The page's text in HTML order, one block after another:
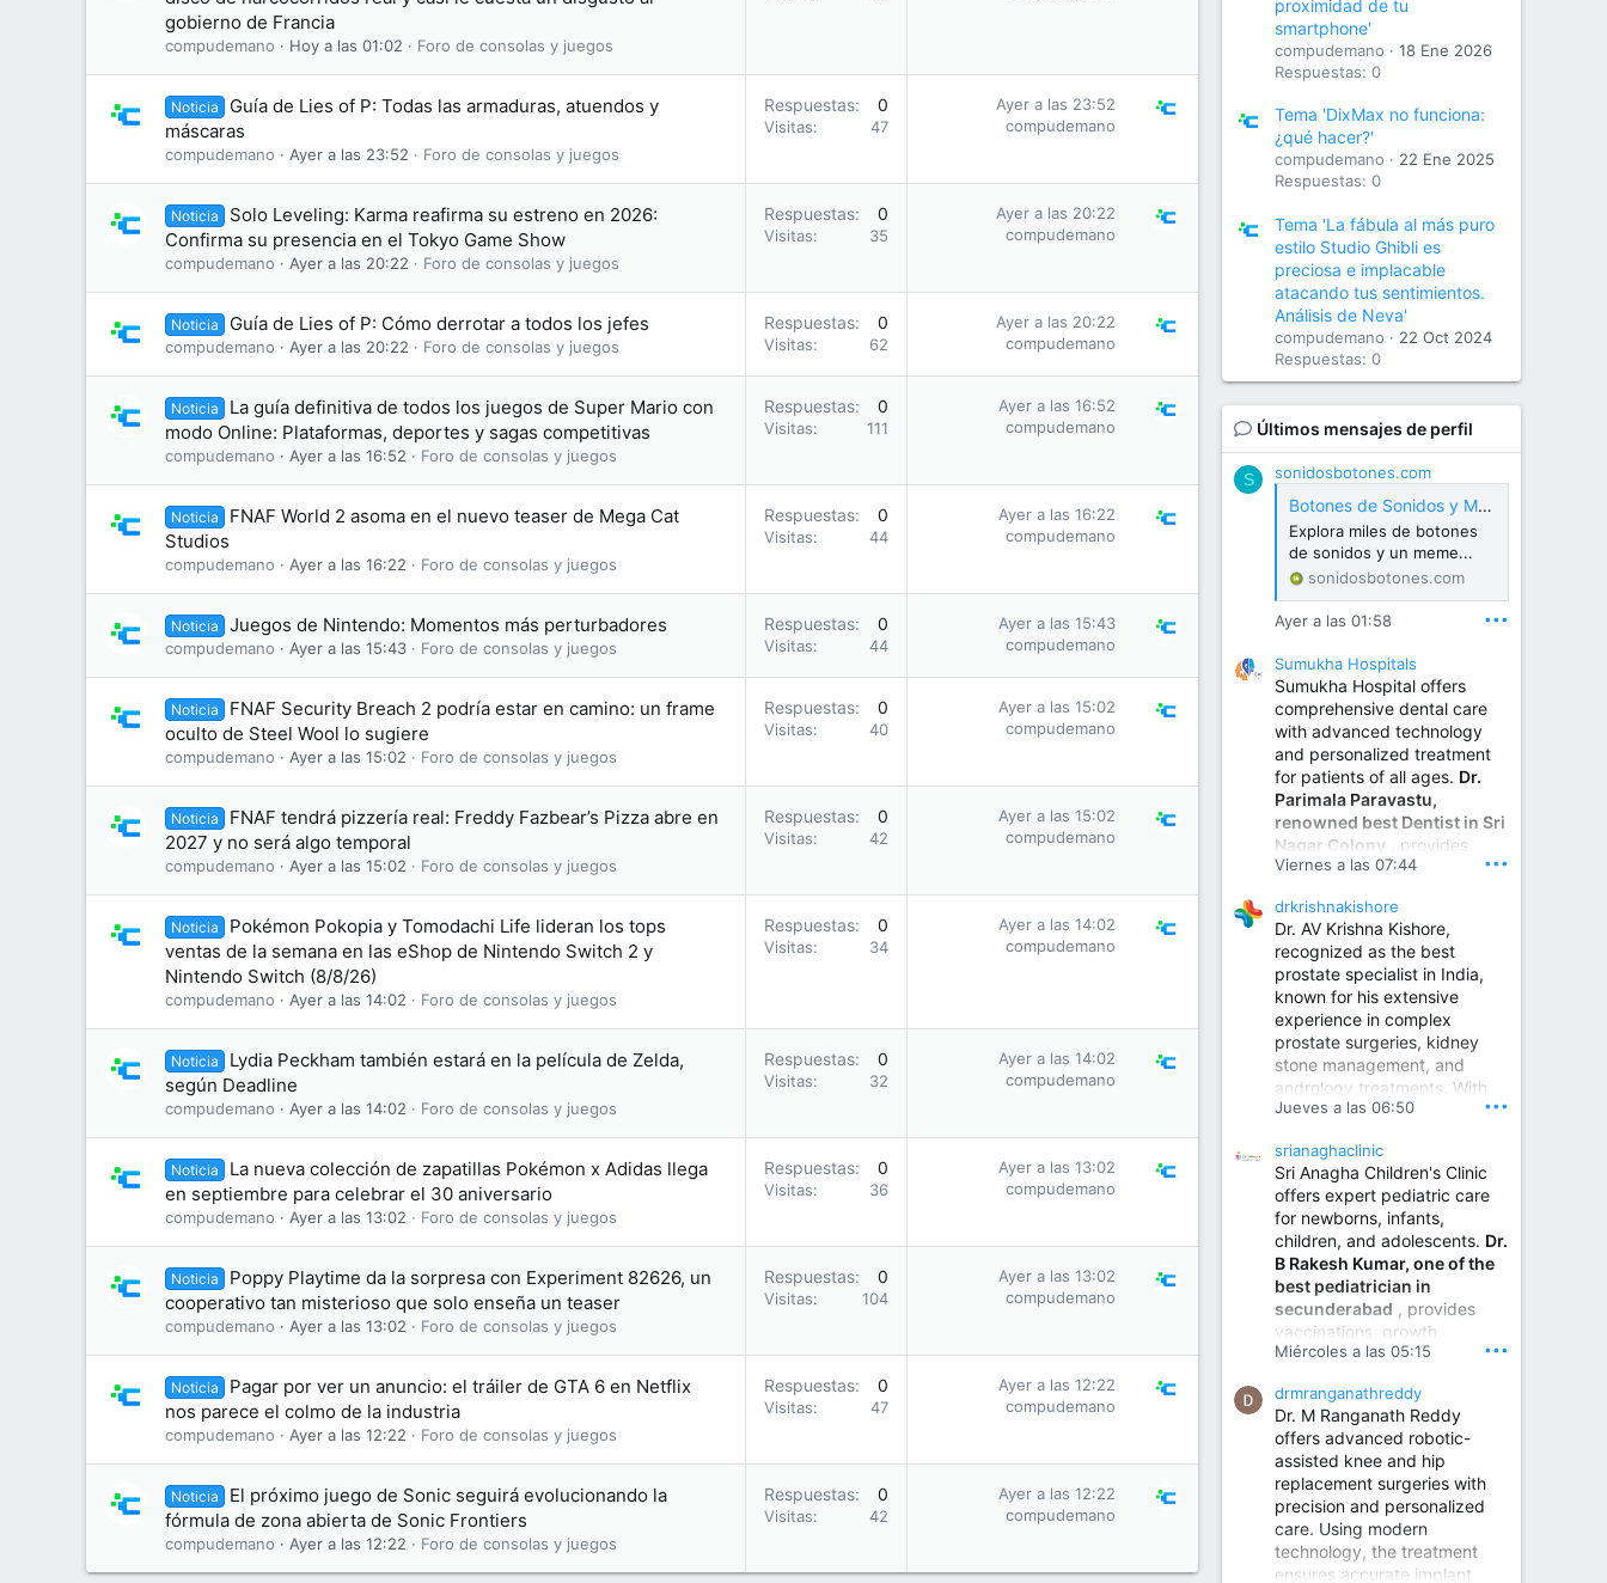
gobierno de Francia
compudemano Hoy a las 01:02 Foro de consolas y juegos
Noticia
Guía de Lies of P: Todas las armaduras, atuendos y
máscaras
compudemano Ayer a las 23:52 Foro de consolas y juegos
Respuestas 0
Visitas 47
Ayer a las 23:52
compudemano
Noticia
Solo Leveling: Karma reafirma su estreno en 2026:
Confirma su presencia en el Tokyo Game Show
compudemano Ayer a las 20:22 Foro de consolas y juegos
Respuestas 0
Visitas 35
Ayer a las 20:22
compudemano
Noticia Guía de Lies of P: Cómo derrotar a todos los jefes
compudemano Ayer a las 20:22 Foro de consolas y juegos
Respuestas 0
Visitas 62
Ayer a las 20:22
compudemano
Noticia
La guía definitiva de todos los juegos de Super Mario con
modo Online: Plataformas, deportes y sagas competitivas
compudemano Ayer a las 16:52 Foro de consolas y juegos
Respuestas 0
Visitas 111
Ayer a las 16:52
compudemano
Noticia
FNAF World 2 asoma en el nuevo teaser de Mega Cat
Studios
compudemano Ayer a las 16:22 Foro de consolas y juegos
Respuestas 0
Visitas 44
Ayer a las 16:22
compudemano
Noticia Juegos de Nintendo: Momentos más perturbadores
compudemano Ayer a las 15:43 Foro de consolas y juegos
Respuestas 0
Visitas 44
Ayer a las 15:43
compudemano
Noticia
FNAF Security Breach 2 podría estar en camino: un frame
oculto de Steel Wool lo sugiere
compudemano Ayer a las 15:02 Foro de consolas y juegos
Respuestas 0
Visitas 40
Ayer a las 15:02
compudemano
Noticia
FNAF tendrá pizzería real: Freddy Fazbear’s Pizza abre en
2027 y no será algo temporal
compudemano Ayer a las 15:02 Foro de consolas y juegos
Respuestas 0
Visitas 42
Ayer a las 15:02
compudemano
Noticia
Pokémon Pokopia y Tomodachi Life lideran los tops
ventas de la semana en las eShop de Nintendo Switch 2 y
Nintendo Switch (8/8/26)
compudemano Ayer a las 14:02 Foro de consolas y juegos
Respuestas 0
Visitas 34
Ayer a las 14:02
compudemano
Noticia
Lydia Peckham también estará en la película de Zelda,
según Deadline
compudemano Ayer a las 14:02 Foro de consolas y juegos
Respuestas 0
Visitas 32
Ayer a las 14:02
compudemano
Noticia
La nueva colección de zapatillas Pokémon x Adidas llega
en septiembre para celebrar el 30 aniversario
compudemano Ayer a las 13:02 Foro de consolas y juegos
Respuestas 0
Visitas 36
Ayer a las 13:02
compudemano
Noticia
Poppy Playtime da la sorpresa con Experiment 82626, un
cooperativo tan misterioso que solo enseña un teaser
compudemano Ayer a las 13:02 Foro de consolas y juegos
Respuestas 0
Visitas 104
Ayer a las 13:02
compudemano
Noticia
Pagar por ver un anuncio: el tráiler de GTA 6 en Netflix
nos parece el colmo de la industria
compudemano Ayer a las 12:22 Foro de consolas y juegos
Respuestas 0
Visitas 47
Ayer a las 12:22
compudemano
Noticia
El próximo juego de Sonic seguirá evolucionando la
fórmula de zona abierta de Sonic Frontiers
compudemano Ayer a las 12:22 Foro de consolas y juegos
Respuestas 0
Visitas 42
Ayer a las 12:22
compudemano
proximidad de tu
smartphone'
compudemano
18 Ene 2026
Respuestas: 0
Tema 'DixMax no funciona:
¿qué hacer?'
compudemano
22 Ene 2025
Respuestas: 0
Tema 'La fábula al más puro
estilo Studio Ghibli es
preciosa e implacable
atacando tus sentimientos.
Análisis de Neva'
compudemano
22 Oct 2024
Respuestas: 0
Últimos mensajes de perfil
S sonidosbotones.com
Botones de Sonidos y Meme Soundboard Gratis
Explora miles de botones
de sonidos y un meme...
sonidosbotones.com
Ayer a las 01:58 •••
Sumukha Hospitals
Sumukha Hospital offers
comprehensive dental care
with advanced technology
and personalized treatment
for patients of all ages. Dr.
Parimala Paravastu,
renowned best Dentist in Sri
Nagar Colony , provides
expert care for tooth pain,
treatment, dental implants,
smile designing, cosmetic
dentistry.
Sumukha Hospital | Ear, Nose & Throat, Dental & Maxillofacial Surgery Center
www.sumukhahospitals.co
m
Viernes a las 07:44 •••
drkrishnakishore
Dr. AV Krishna Kishore,
recognized as the best
prostate specialist in India,
known for his extensive
experience in complex
prostate surgeries, kidney
stone management, and
andrology treatments. With
years of surgical practice and
invasive and robotic
techniques.
Best Urologist in Vijayawada | Urology Specialist in Vijayawada
Dr. A. V. Krishna Kishore,
the Best Urologist...
www.drkrishnakishore.com
Jueves a las 06:50 •••
srianaghaclinic
Sri Anagha Children's Clinic
offers expert pediatric care
for newborns, infants,
children, and adolescents. Dr.
B Rakesh Kumar, one of the
best pediatrician in
secunderabad , provides
vaccinations, growth
monitoring, newborn care,
illnesses, nutrition guidance,
and preventive healthcare in
a child-friendly environment.
Children Hospital in Secunderabad | Best Pediatrician in Hyderabad | Neonatologist in Medchal
Our pediatrician and
Neonatologist team at...
Miércoles a las 05:15 •••
drmranganathreddy
Dr. M Ranganath Reddy
offers advanced robotic-
assisted knee and hip
replacement surgeries with
precision and personalized
care. Using modern
technology, the treatment
ensures accurate implant